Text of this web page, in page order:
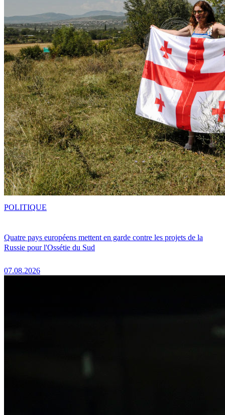
Quatre pays européens mettent en garde contre les projets de la
Russie pour l'Ossétie du Sud
07.08.2026
POLITIQUE